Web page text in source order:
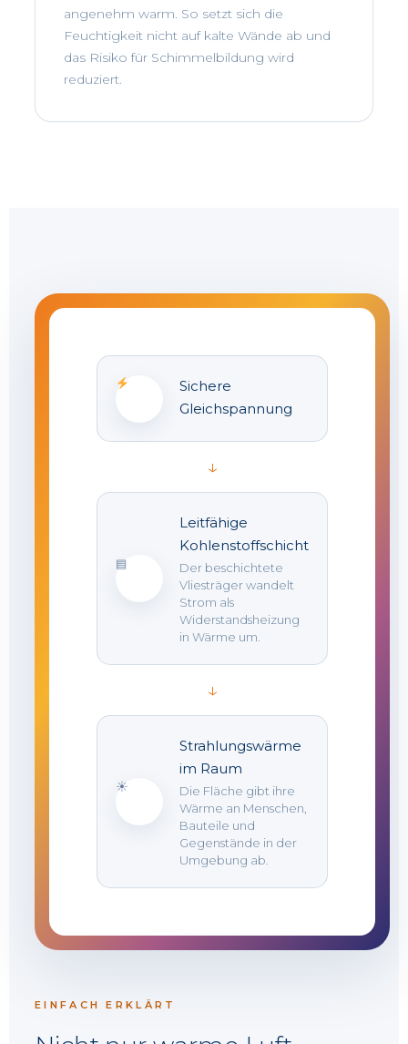
angenehm warm. So setzt sich die
Feuchtigkeit nicht auf kalte Wände ab und
das Risiko für Schimmelbildung wird
reduziert.
Sichere
Gleichspannung
↓
▤
Leitfähige
Kohlenstoffschicht
Der beschichtete
Vliesträger wandelt
Strom als
Widerstandsheizung
in Wärme um.
↓
☀
Strahlungswärme
im Raum
Die Fläche gibt ihre
Wärme an Menschen,
Bauteile und
Gegenstände in der
Umgebung ab.
EINFACH ERKLÄRT